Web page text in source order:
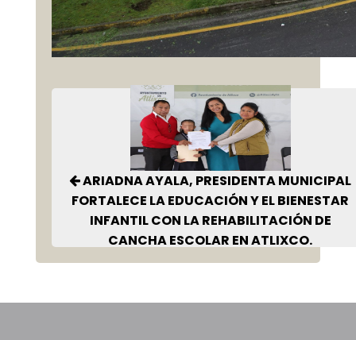
ARIADNA AYALA, PRESIDENTA MUNICIPAL
FORTALECE LA EDUCACIÓN Y EL BIENESTAR
INFANTIL CON LA REHABILITACIÓN DE
CANCHA ESCOLAR EN ATLIXCO.